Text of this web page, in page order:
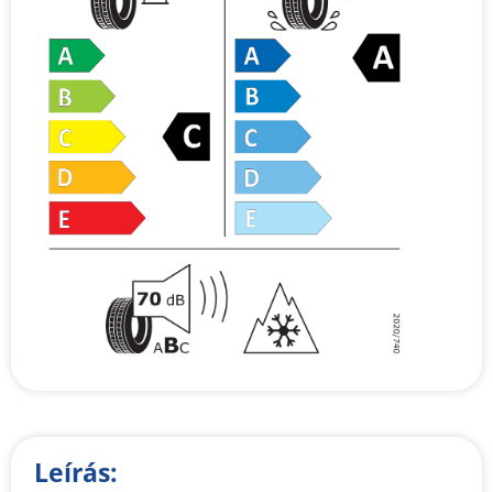
Leírás: